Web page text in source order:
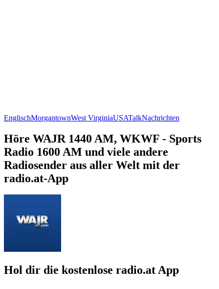
EnglischMorgantownWest VirginiaUSATalkNachrichten
Höre WAJR 1440 AM, WKWF - Sports
Radio 1600 AM und viele andere
Radiosender aus aller Welt mit der
radio.at-App
Hol dir die kostenlose radio.at App